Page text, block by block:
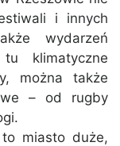
i innych
wydarzeń
klimatyczne
można także
– od rugby
miasto duże,